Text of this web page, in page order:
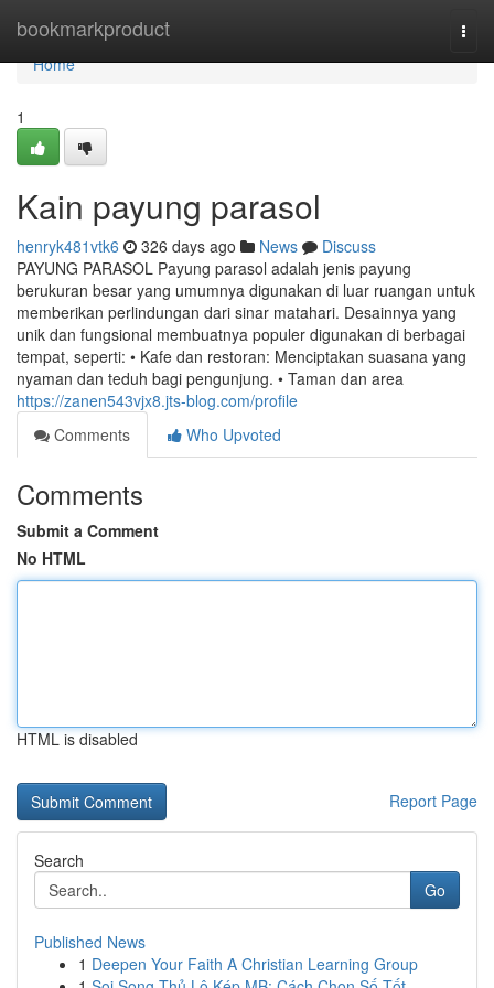
bookmarkproduct
Home
Home
1
Kain payung parasol
henryk481vtk6 326 days ago News
Discuss
PAYUNG PARASOL Payung parasol adalah jenis payung
berukuran besar yang umumnya digunakan di luar ruangan untuk
memberikan perlindungan dari sinar matahari. Desainnya yang
unik dan fungsional membuatnya populer digunakan di berbagai
tempat, seperti: • Kafe dan restoran: Menciptakan suasana yang
nyaman dan teduh bagi pengunjung. • Taman dan area
https://zanen543vjx8.jts-blog.com/profile
Comments
Who Upvoted
Comments
Submit a Comment
No HTML
HTML is disabled
Report Page
Search
Go
Published News
1 Deepen Your Faith A Christian Learning Group